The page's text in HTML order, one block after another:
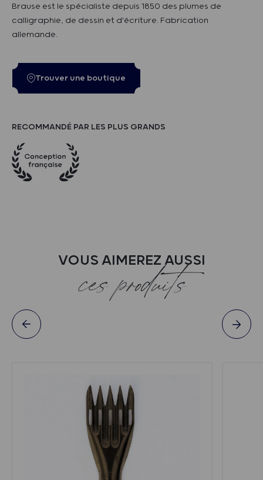
Brause est le spécialiste depuis 1850 des plumes de
calligraphie, de dessin et d'écriture. Fabrication
allemande.
Trouver une boutique
RECOMMANDÉ PAR LES PLUS GRANDS
VOUS AIMEREZ AUSSI
ces produits